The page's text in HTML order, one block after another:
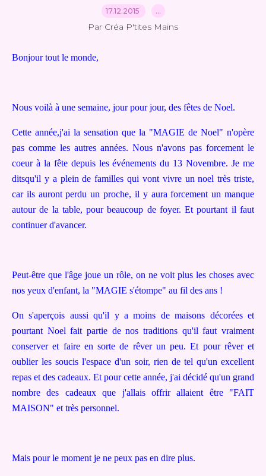
17.12.2015 …
Par Créa P'tites Mains
Bonjour tout le monde,
Nous voilà à une semaine, jour pour jour, des fêtes de Noel.
Cette année,j'ai la sensation que la "MAGIE de Noel" n'opère
pas comme les autres années. Nous n'avons pas forcement le
coeur à la fête depuis les événements du 13 Novembre. Je me
ditsqu'il y a plein de familles qui vont vivre un noel très triste,
car ils auront perdu un proche, il y aura forcement un manque
autour de la table, pour beaucoup de foyer. Et pourtant il faut
continuer d'avancer.
Peut-être que l'âge joue un rôle, on ne voit plus les choses avec
nos yeux d'enfant, la "MAGIE s'étompe" au fil des ans !
On s'aperçois aussi qu'il y a moins de maisons décorées et
pourtant Noel fait partie de nos traditions qu'il faut vraiment
conserver et faire en sorte de rêver un peu. Et pour rêver et
oublier les soucis l'espace d'un soir, rien de tel qu'un excellent
repas et des cadeaux. Et pour cette année, j'ai décidé qu'un grand
nombre des cadeaux que j'allais offrir allaient être "FAIT
MAISON" et très personnel.
Mais pour le moment je ne peux pas en dire plus.